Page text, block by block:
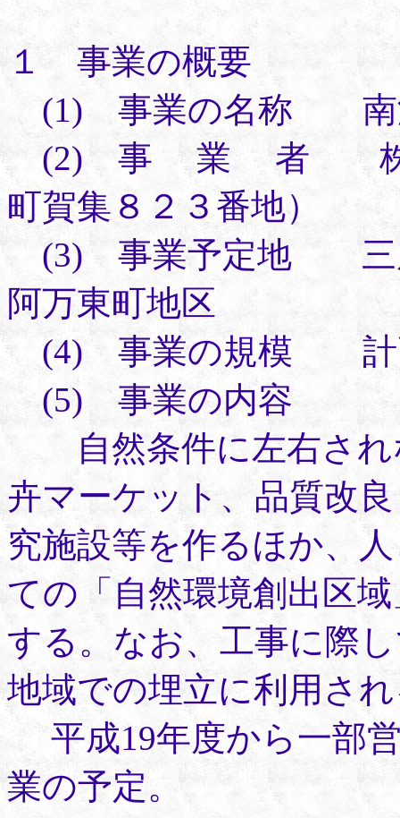
１ 事業の概要
(1) 事業の名称 南淡
(2) 事 業 者 株式
町賀集８２３番地）
(3) 事業予定地 三原
阿万東町地区
(4) 事業の規模 計
(5) 事業の内容
自然条件に左右され
卉マーケット、品質改
究施設等を作るほか、
ての「自然環境創出区
する。なお、工事に際
地域での埋立に利用さ
平成19年度から一部
業の予定。